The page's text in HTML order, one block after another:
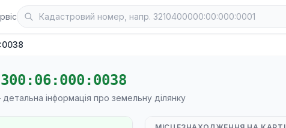
інформація про земельну ділянку